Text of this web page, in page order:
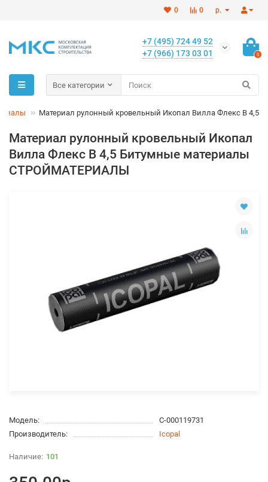
р.
0
0
+7 (495) 724 49 52
+7 (966) 173 03 01
0
Все категории
Материал рулонный кровельный Икопал Вилла Флекс В 4,5
Материал рулонный кровельный Икопал
Вилла Флекс В 4,5 Битумные материалы
СТРОЙМАТЕРИАЛЫ
Модель:
С-000119731
Производитель:
Icopal
101